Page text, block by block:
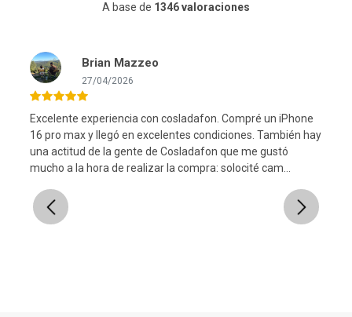
A base de 1346 valoraciones
Previous
Brian Mazzeo
27/04/2026
Excelente experiencia con cosladafon. Compré un iPhone
16 pro max y llegó en excelentes condiciones. También hay
una actitud de la gente de Cosladafon que me gustó
mucho a la hora de realizar la compra: solocité cam...
Next